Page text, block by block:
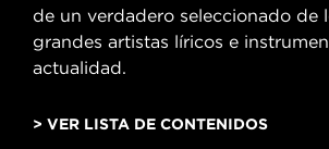
de un verdadero seleccionado de
grandes artistas líricos e
actualidad.
> VER LISTA DE CONTENIDOS